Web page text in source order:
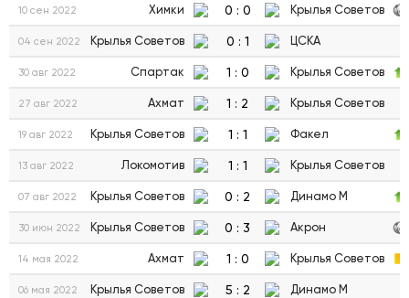
10 сен 2022 Химки 0 : 0 Крылья Советов
04 сен 2022 Крылья Советов 0 : 1 ЦСКА
30 авг 2022 Спартак 1 : 0 Крылья Советов
27 авг 2022 Ахмат 1 : 2 Крылья Советов
19 авг 2022 Крылья Советов 1 : 1 Факел
13 авг 2022 Локомотив 1 : 1 Крылья Советов
07 авг 2022 Крылья Советов 0 : 2 Динамо М
30 июн 2022 Крылья Советов 0 : 3 Акрон
14 мая 2022 Ахмат 1 : 0 Крылья Советов
06 мая 2022 Крылья Советов 5 : 2 Динамо М